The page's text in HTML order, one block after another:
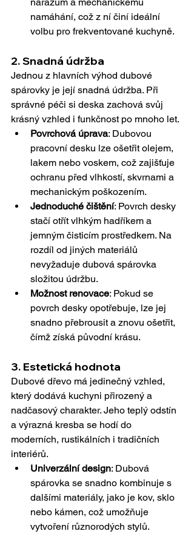
namáhání, což z ní činí ideální
volbu pro frekventované kuchyně.
2. Snadná údržba
Jednou z hlavních výhod dubové
spárovky je její snadná údržba. Při
správné péči si deska zachová svůj
krásný vzhled i funkčnost po mnoho let.
Povrchová úprava: Dubovou
pracovní desku lze ošetřit olejem,
lakem nebo voskem, což zajišťuje
ochranu před vlhkostí, skvrnami a
mechanickým poškozením.
Jednoduché čištění: Povrch desky
stačí otřít vlhkým hadříkem a
jemným čisticím prostředkem. Na
rozdíl od jiných materiálů
nevyžaduje dubová spárovka
složitou údržbu.
Možnost renovace: Pokud se
povrch desky opotřebuje, lze jej
snadno přebrousit a znovu ošetřit,
čímž získá původní krásu.
3. Estetická hodnota
Dubové dřevo má jedinečný vzhled,
který dodává kuchyni přirozený a
nadčasový charakter. Jeho teplý odstín
a výrazná kresba se hodí do
moderních, rustikálních i tradičních
interiérů.
Univerzální design: Dubová
spárovka se snadno kombinuje s
dalšími materiály, jako je kov, sklo
nebo kámen, což umožňuje
vytvoření různorodých stylů.